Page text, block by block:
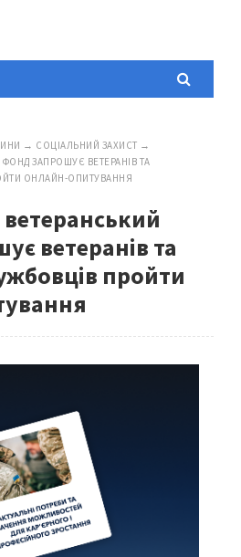
→ СОЦІАЛЬНИЙ ЗАХИСТ →
ЗАПРОШУЄ ВЕТЕРАНІВ ТА
ОНЛАЙН-ОПИТУВАННЯ
ветеранів та
пройти